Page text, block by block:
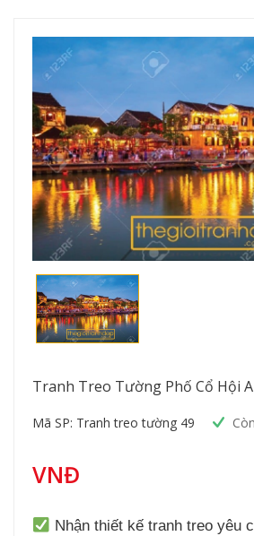
Tranh Treo Tường Phố Cổ Hội
Mã SP: Tranh treo tường 49
VNĐ
Nhận thiết kế tranh treo yêu